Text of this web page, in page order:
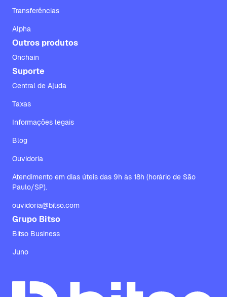
Transferências
Alpha
Outros produtos
Onchain
Suporte
Central de Ajuda
Taxas
Informações legais
Blog
Ouvidoria
Atendimento em dias úteis das 9h às 18h (horário de São
Paulo/SP).
ouvidoria@bitso.com
Grupo Bitso
Bitso Business
Juno